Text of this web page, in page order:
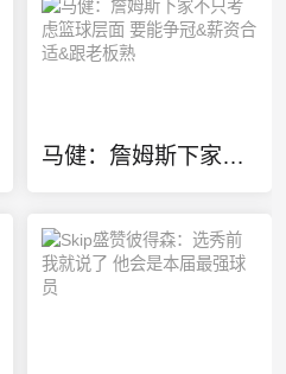
马健：詹姆斯下家不只考虑篮球层面 要能争冠&薪资合适&跟老板熟